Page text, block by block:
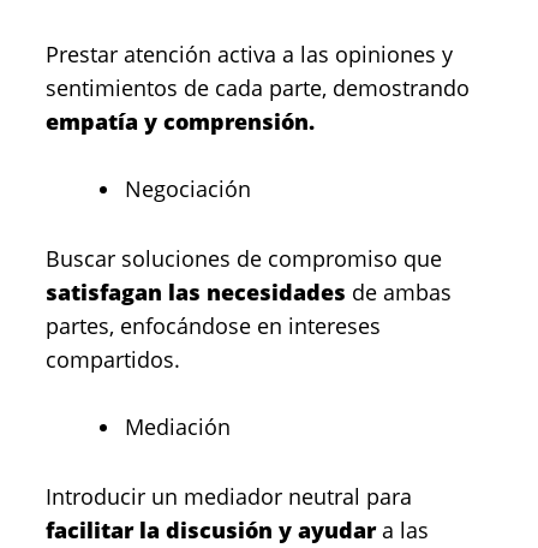
Prestar atención activa a las opiniones y
sentimientos de cada parte, demostrando
empatía y comprensión.
Negociación
Buscar soluciones de compromiso que
satisfagan las necesidades de ambas
partes, enfocándose en intereses
compartidos.
Mediación
Introducir un mediador neutral para
facilitar la discusión y ayudara las